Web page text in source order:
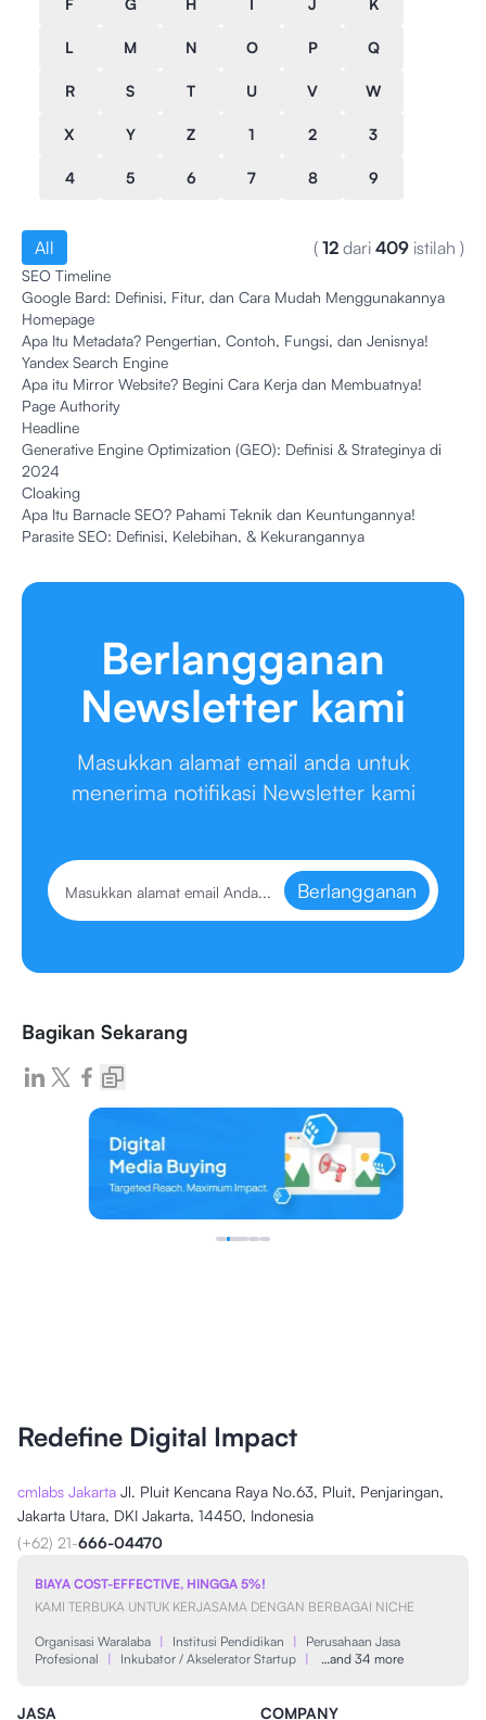
F G H I J K
L M N O P Q
R S T U V W
X Y Z 1 2 3
4 5 6 7 8 9
All ( 12 dari 409 istilah )
SEO Timeline
Google Bard: Definisi, Fitur, dan Cara Mudah Menggunakannya
Homepage
Apa Itu Metadata? Pengertian, Contoh, Fungsi, dan Jenisnya!
Yandex Search Engine
Apa itu Mirror Website? Begini Cara Kerja dan Membuatnya!
Page Authority
Headline
Generative Engine Optimization (GEO): Definisi & Strateginya di
2024
Cloaking
Apa Itu Barnacle SEO? Pahami Teknik dan Keuntungannya!
Parasite SEO: Definisi, Kelebihan, & Kekurangannya
Berlangganan
Newsletter kami
Masukkan alamat email anda untuk
menerima notifikasi Newsletter kami
Berlangganan
Bagikan Sekarang
Redefine Digital Impact
cmlabs Jakarta Jl. Pluit Kencana Raya No.63, Pluit, Penjaringan,
Jakarta Utara, DKI Jakarta, 14450, Indonesia
(+62) 21-666-04470
BIAYA COST-EFFECTIVE, HINGGA 5%!
KAMI TERBUKA UNTUK KERJASAMA DENGAN BERBAGAI NICHE
Organisasi Waralaba | Institusi Pendidikan |
Perusahaan Jasa
Profesional
| Inkubator / Akselerator Startup | …and 34 more
JASA COMPANY